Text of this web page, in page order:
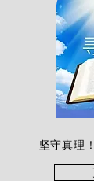
坚守真理